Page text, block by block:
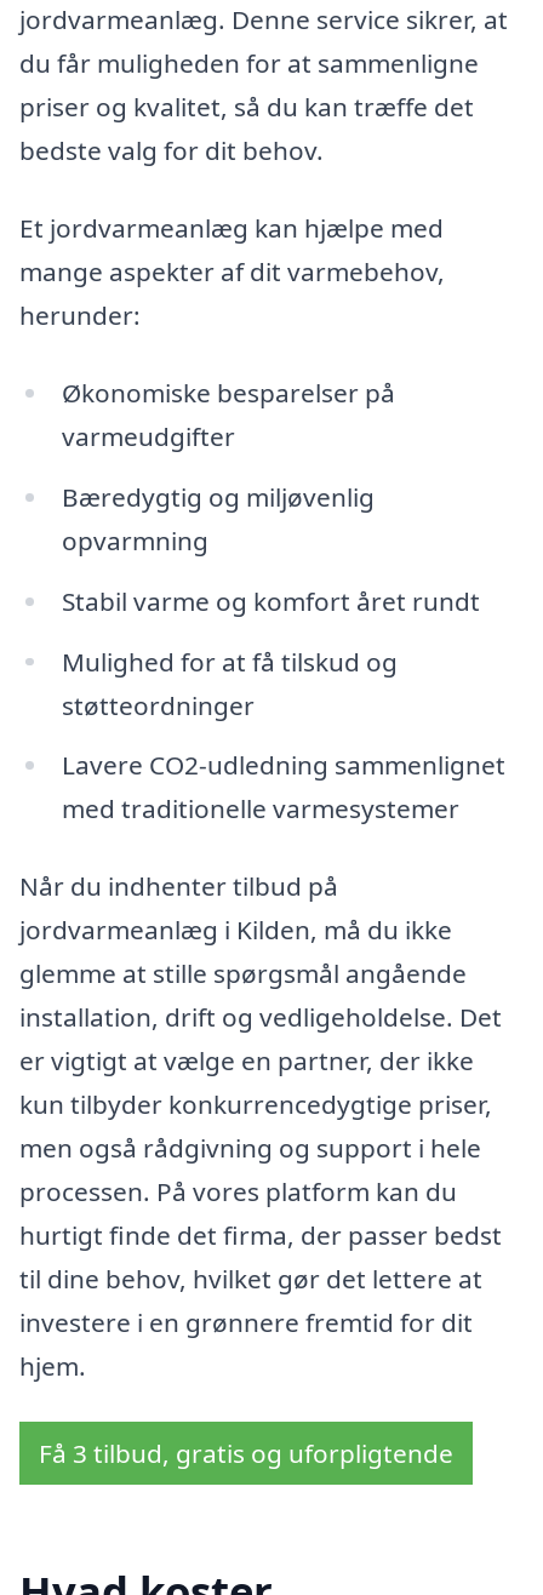
jordvarmeanlæg. Denne service sikrer, at
du får muligheden for at sammenligne
priser og kvalitet, så du kan træffe det
bedste valg for dit behov.
Et jordvarmeanlæg kan hjælpe med
mange aspekter af dit varmebehov,
herunder:
Økonomiske besparelser på
varmeudgifter
Bæredygtig og miljøvenlig
opvarmning
Stabil varme og komfort året rundt
Mulighed for at få tilskud og
støtteordninger
Lavere CO2-udledning sammenlignet
med traditionelle varmesystemer
Når du indhenter tilbud på
jordvarmeanlæg i Kilden, må du ikke
glemme at stille spørgsmål angående
installation, drift og vedligeholdelse. Det
er vigtigt at vælge en partner, der ikke
kun tilbyder konkurrencedygtige priser,
men også rådgivning og support i hele
processen. På vores platform kan du
hurtigt finde det firma, der passer bedst
til dine behov, hvilket gør det lettere at
investere i en grønnere fremtid for dit
hjem.
Få 3 tilbud, gratis og uforpligtende